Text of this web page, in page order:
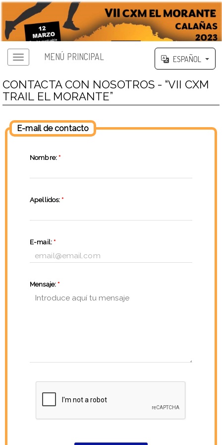
MENÚ PRINCIPAL ESPAÑOL
CONTACTA CON NOSOTROS - “VII CXM
TRAIL EL MORANTE”
E-mail de contacto
Nombre: *
Apellidos: *
E-mail: *
Mensaje: *